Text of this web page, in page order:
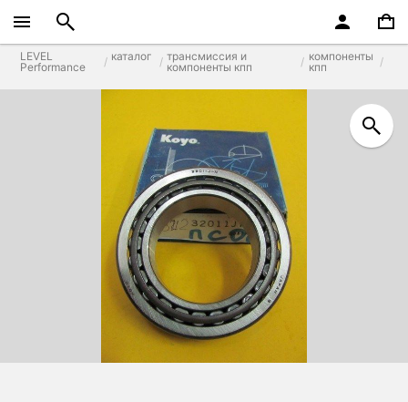
LEVEL
Performance
каталог
трансмиссия и
компоненты кпп
компоненты
кпп